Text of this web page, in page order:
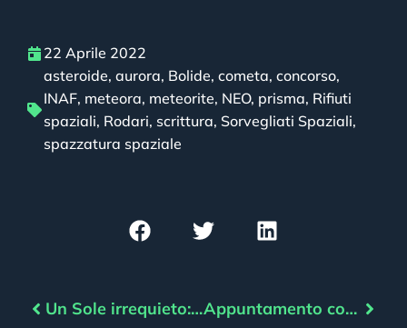
22 Aprile 2022
asteroide, aurora, Bolide, cometa, concorso,
INAF, meteora, meteorite, NEO, prisma, Rifiuti
spaziali, Rodari, scrittura, Sorvegliati Spaziali,
spazzatura spaziale
Un Sole irrequieto: Silvio Giordano ne parla a TGR Leonardo Appuntamento con l’asteroide – Maggio 2022